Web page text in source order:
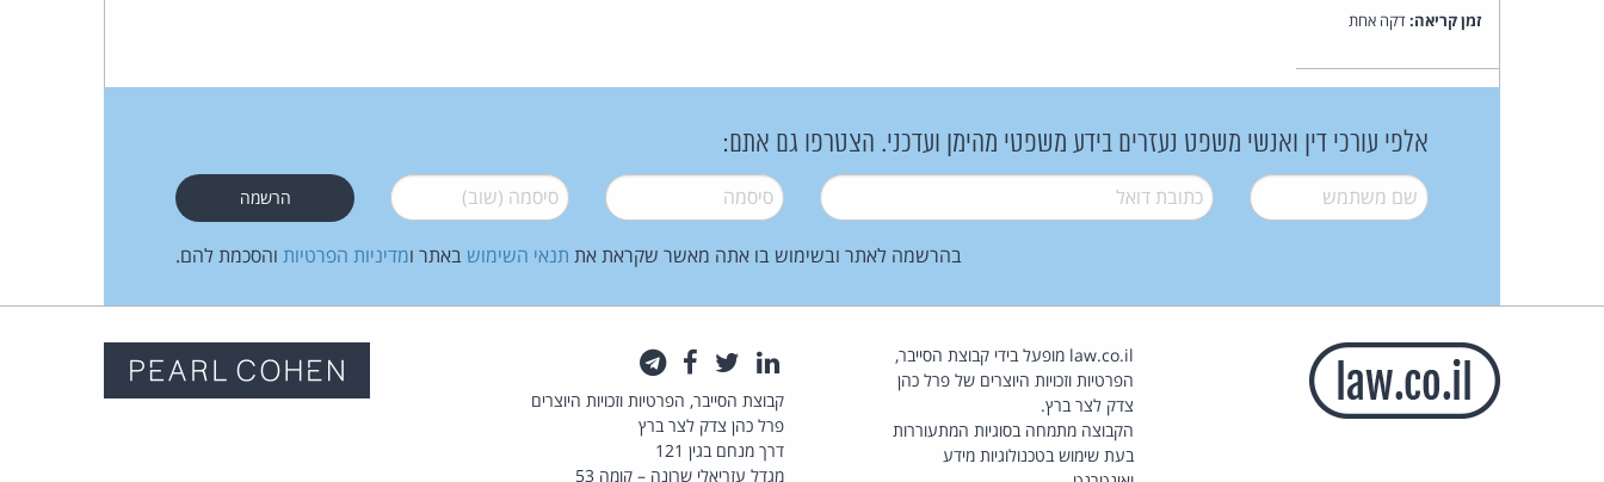
זמן קריאה:דקה אחת
אלפי עורכי דין ואנשי משפט נעזרים בידע משפטי מהימן ועדכני. הצטרפו גם אתם:
שם משתמש* דואל* סיסמה* סיסמה (שוב)*
בהרשמה לאתר ובשימוש בו אתה מאשר שקראת את תנאי השימוש באתר ומדיניות הפרטיות והסכמת להם.
law.co.il מופעל בידי קבוצת הסייבר,
הפרטיות וזכויות היוצרים של פרל כהן
צדק לצר ברץ.
הקבוצה מתמחה בסוגיות המתעוררות
בעת שימוש בטכנולוגיות מידע
לינקדאין
טוויטרפייסבוק
קבוצת הסייבר, הפרטיות וזכויות היוצרים
פרל כהן צדק לצר ברץ
דרך מנחם בגין 121
מגדל עזריאלי שרונה – קומה 53